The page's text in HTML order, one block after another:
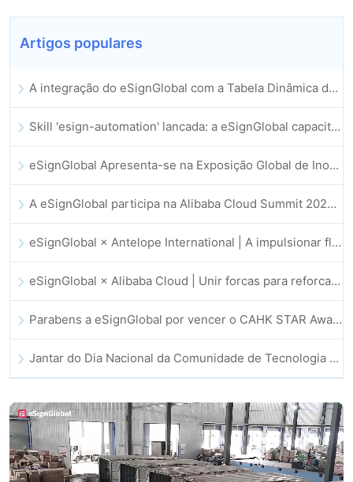
Artigos populares
A integração do eSignGlobal com a Tabela Dinâmica do Lark é oficialmente lançada: assinatura e arquivamento automatizados de contratos eletrónicos
Skill 'esign-automation' lancada: a eSignGlobal capacita a OpenClaw com assinaturas eletrónicas automatizadas
eSignGlobal Apresenta-se na Exposição Global de Inovação GIS 2025
A eSignGlobal participa na Alibaba Cloud Summit 2025 em Hong Kong, impulsionando a inovação na cloud orientada por IA e a confiança digital
eSignGlobal × Antelope International | A impulsionar fluxos de trabalho digitais seguros e orientados por IA
eSignGlobal × Alibaba Cloud | Unir forcas para reforcar a confianca digital global no setor fintech
Parabens a eSignGlobal por vencer o CAHK STAR Award 2025!
Jantar do Dia Nacional da Comunidade de Tecnologia e Inovacao de Hong Kong